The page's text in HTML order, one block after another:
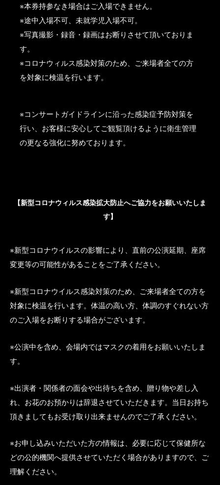
※本券持参なき場合はご入場できません。
※途中入場不可、未就学児入場不可。
※写真撮影・録音・録画はお断りさせて頂いておりま
す。
※コロナウィルス感染対策のため、ご来場者全ての方
を対象に検温を行います。
※コンサートガイドラインに沿った感染症予防対策を
行い、お客様に安心してご観覧頂けるように衛生管理
の更なる強化に努めております。
【新型コロナウィルス感染拡大防止へご協力をお願いいたしま
す】
※新型コロナウイルスの影響により、直前の公演延期、座席
変更等の可能性があることをご了承ください。
※新型コロナウイルス感染対策のため、ご来場者全ての方を
対象に検温を行います。体温の高い方、体調のすぐれない方
のご入場をお断りする場合がございます。
※公演中を含め、会場内ではマスクの着用をお願いいたしま
す。
※出演者・関係者の面会や出待ちを含め、贈り物や差し入
れ、お花のお預かりは辞退させていただきます。当日お持ち
頂きましてもお受け取り出来ませんのでご了承ください。
※お申し込みいただいた方の情報は、必要に応じて保健所な
どの公的機関へ提供させていただく場合がありますので、ご
理解ください。